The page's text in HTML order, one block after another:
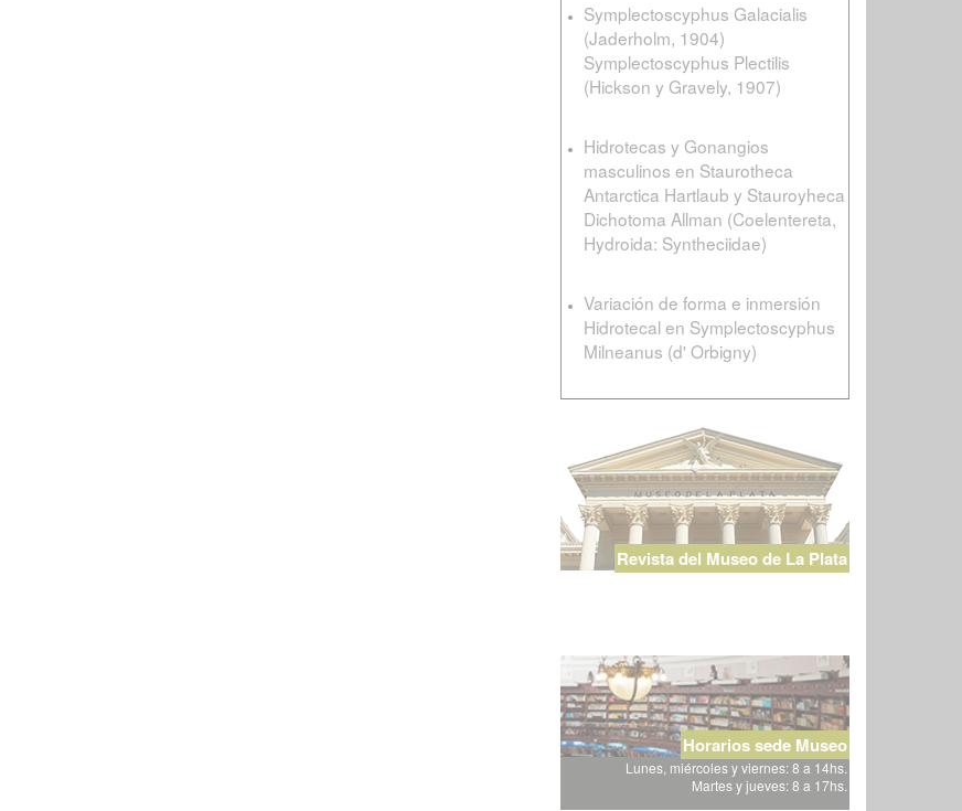
Symplectoscyphus Galacialis
(Jaderholm, 1904)
Symplectoscyphus Plectilis
(Hickson y Gravely, 1907)
Hidrotecas y Gonangios
masculinos en Staurotheca
Antarctica Hartlaub y Stauroyheca
Dichotoma Allman (Coelentereta,
Hydroida: Syntheciidae)
Variación de forma e inmersión
Hidrotecal en Symplectoscyphus
Milneanus (d' Orbigny)
Revista del Museo de La Plata
Horarios sede Museo
Lunes, miércoles y viernes: 8 a 14hs.
Martes y jueves: 8 a 17hs.